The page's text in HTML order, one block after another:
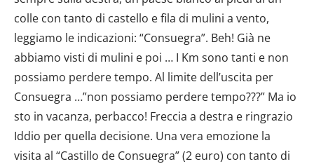
colle con tanto di castello e fila di mulini a vento,
leggiamo le indicazioni: “Consuegra”. Beh! Già ne
abbiamo visti di mulini e poi … I Km sono tanti e non
possiamo perdere tempo. Al limite dell’uscita per
Consuegra …”non possiamo perdere tempo???” Ma io
sto in vacanza, perbacco! Freccia a destra e ringrazio
Iddio per quella decisione. Una vera emozione la
visita al “Castillo de Consuegra” (2 euro) con tanto di